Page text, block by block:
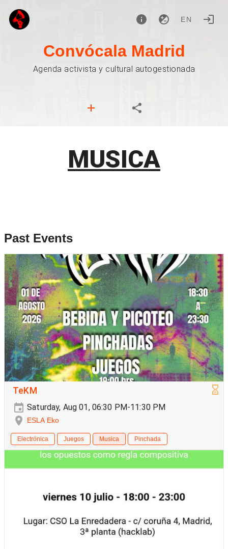
EN
Convócala Madrid
Agenda activista y cultural autogestionada
MUSICA
Past Events
TeKM
Saturday, Aug 01, 06:30 PM-11:30 PM
ESLA Eko
Electrónica Juegos Musica Pinchada